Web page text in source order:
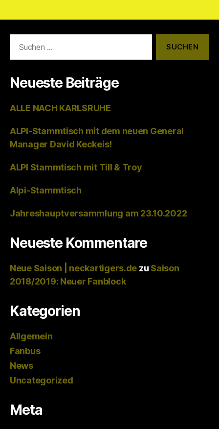
nach:
Neueste Beiträge
ALLE NACH KARLSRUHE
ALPI-Stammtisch mit dem neuen General
Manager David Keckeis!
ALPI Stammtisch mit Till & Troy
Alpi-Stammtisch
Jahreshauptversammlung am 23.10.2022
Neueste Kommentare
Neue Saison | neckartigers.de zu Saison
2018/2019: Neuer Fanblock
Kategorien
Allgemein
Fanbus
News
Uncategorized
Meta